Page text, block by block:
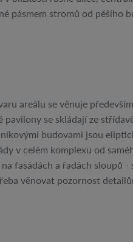
pásmem stromů od pěšího
areálu se věnuje
se skládají ze
budovami jsou
v celém komplexu od
fasádách a řadách sloupů -
věnovat pozornost